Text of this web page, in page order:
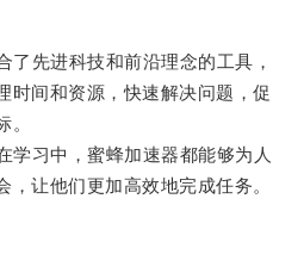
先进科技和前沿理念的工具，
时间和资源，快速解决问题，促
。
习中，蜜蜂加速器都能够为人
，让他们更加高效地完成任务。